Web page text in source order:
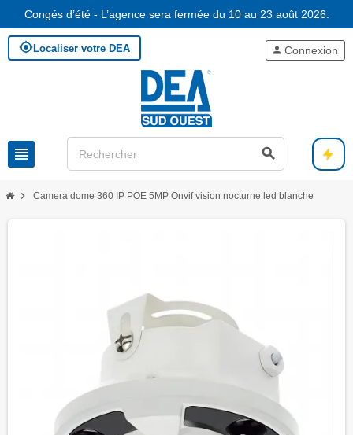
Congés d’été - L’agence sera fermée du 10 au 23 août 2026.
my_locationLocaliser votre DEA
view_headline search
person Connexion
chevron_right Camera dome 360 IP POE 5MP Onvif vision nocturne led blanche